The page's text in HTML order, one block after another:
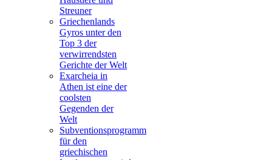
Streuner
Griechenlands
Gyros unter den
Top 3 der
verwirrendsten
Gerichte der Welt
Exarcheia in
Athen ist eine der
coolsten
Gegenden der
Welt
Subventionsprogramm
für den
griechischen